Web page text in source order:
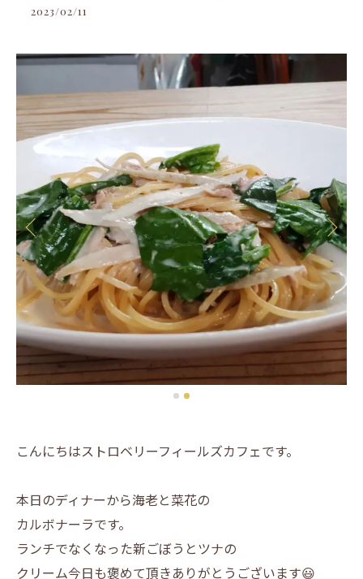
2023/02/11
こんにちはストロベリーフィールズカフェです。
本日のディナーから海老と菜花の
カルボナーラです。
ランチでなくなった新ごぼうとツナの
クリーム今日も褒めて頂きありがとうございます😃